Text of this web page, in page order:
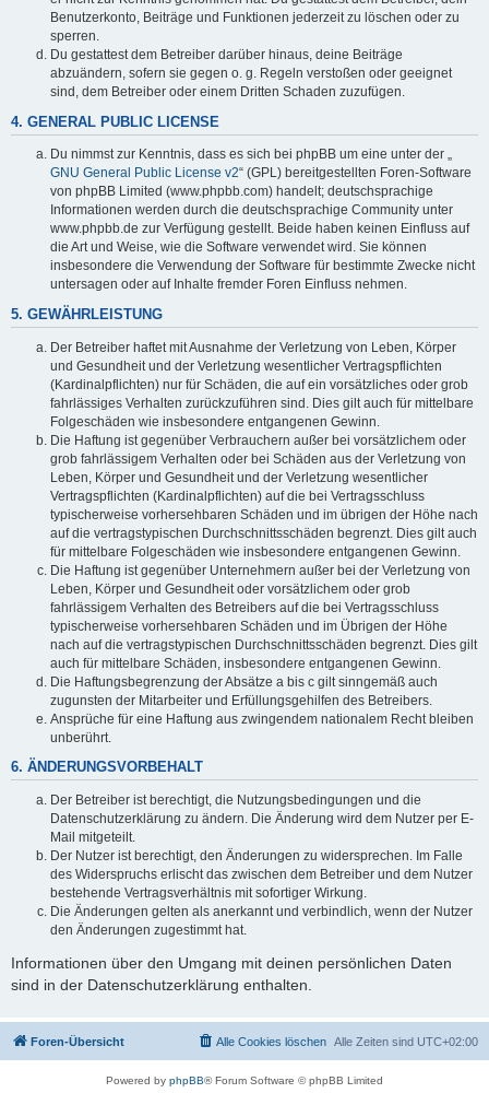
Benutzerkonto, Beiträge und Funktionen jederzeit zu löschen oder zu
sperren.
Du gestattest dem Betreiber darüber hinaus, deine Beiträge
abzuändern, sofern sie gegen o. g. Regeln verstoßen oder geeignet
sind, dem Betreiber oder einem Dritten Schaden zuzufügen.
4. GENERAL PUBLIC LICENSE
Du nimmst zur Kenntnis, dass es sich bei phpBB um eine unter der „
GNU General Public License v2“ (GPL) bereitgestellten Foren-Software
von phpBB Limited (www.phpbb.com) handelt; deutschsprachige
Informationen werden durch die deutschsprachige Community unter
www.phpbb.de zur Verfügung gestellt. Beide haben keinen Einfluss auf
die Art und Weise, wie die Software verwendet wird. Sie können
insbesondere die Verwendung der Software für bestimmte Zwecke nicht
untersagen oder auf Inhalte fremder Foren Einfluss nehmen.
5. GEWÄHRLEISTUNG
Der Betreiber haftet mit Ausnahme der Verletzung von Leben, Körper
und Gesundheit und der Verletzung wesentlicher Vertragspflichten
(Kardinalpflichten) nur für Schäden, die auf ein vorsätzliches oder grob
fahrlässiges Verhalten zurückzuführen sind. Dies gilt auch für mittelbare
Folgeschäden wie insbesondere entgangenen Gewinn.
Die Haftung ist gegenüber Verbrauchern außer bei vorsätzlichem oder
grob fahrlässigem Verhalten oder bei Schäden aus der Verletzung von
Leben, Körper und Gesundheit und der Verletzung wesentlicher
Vertragspflichten (Kardinalpflichten) auf die bei Vertragsschluss
typischerweise vorhersehbaren Schäden und im übrigen der Höhe nach
auf die vertragstypischen Durchschnittsschäden begrenzt. Dies gilt auch
für mittelbare Folgeschäden wie insbesondere entgangenen Gewinn.
Die Haftung ist gegenüber Unternehmern außer bei der Verletzung von
Leben, Körper und Gesundheit oder vorsätzlichem oder grob
fahrlässigem Verhalten des Betreibers auf die bei Vertragsschluss
typischerweise vorhersehbaren Schäden und im Übrigen der Höhe
nach auf die vertragstypischen Durchschnittsschäden begrenzt. Dies gilt
auch für mittelbare Schäden, insbesondere entgangenen Gewinn.
Die Haftungsbegrenzung der Absätze a bis c gilt sinngemäß auch
zugunsten der Mitarbeiter und Erfüllungsgehilfen des Betreibers.
Ansprüche für eine Haftung aus zwingendem nationalem Recht bleiben
unberührt.
6. ÄNDERUNGSVORBEHALT
Der Betreiber ist berechtigt, die Nutzungsbedingungen und die
Datenschutzerklärung zu ändern. Die Änderung wird dem Nutzer per E-
Mail mitgeteilt.
Der Nutzer ist berechtigt, den Änderungen zu widersprechen. Im Falle
des Widerspruchs erlischt das zwischen dem Betreiber und dem Nutzer
bestehende Vertragsverhältnis mit sofortiger Wirkung.
Die Änderungen gelten als anerkannt und verbindlich, wenn der Nutzer
den Änderungen zugestimmt hat.
Informationen über den Umgang mit deinen persönlichen Daten
sind in der Datenschutzerklärung enthalten.
Foren-Übersicht Alle Zeiten sind UTC+02:00
Alle Cookies löschen
Powered by phpBB® Forum Software © phpBB Limited